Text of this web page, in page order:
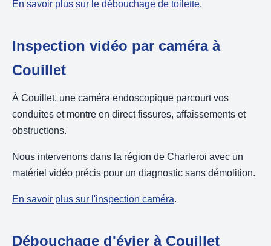
En savoir plus sur le débouchage de toilette.
Inspection vidéo par caméra à
Couillet
À Couillet, une caméra endoscopique parcourt vos
conduites et montre en direct fissures, affaissements et
obstructions.
Nous intervenons dans la région de Charleroi avec un
matériel vidéo précis pour un diagnostic sans démolition.
En savoir plus sur l'inspection caméra.
Débouchage d'évier à Couillet